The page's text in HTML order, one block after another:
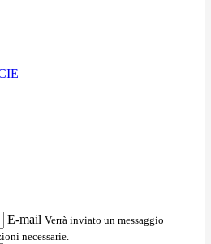
E-mail Verrà inviato un messaggio
necessarie.